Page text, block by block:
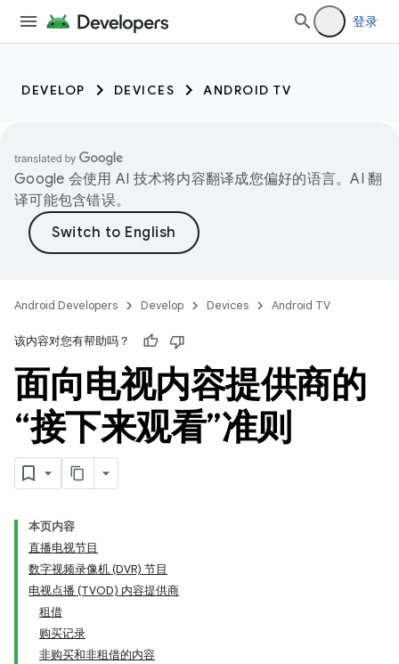
登录
DEVELOP DEVICES ANDROID TV
Google 会使用 AI 技术将内容翻译成您偏好的语言。AI 翻
译可能包含错误。
Android Developers Develop Devices Android TV
该内容对您有帮助吗？
面向电视内容提供商的
“接下来观看”准则
本页内容
直播电视节目
数字视频录像机 (DVR) 节目
电视点播 (TVOD) 内容提供商
租借
购买记录
非购买和非租借的内容